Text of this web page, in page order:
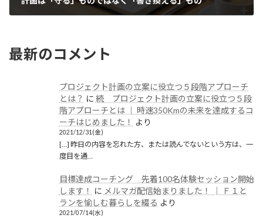
最新のコメント
プロジェクト計画の立案に役立つ５段階アプローチ
とは？ に 続 プロジェクト計画の立案に役立つ５段
階アプローチとは │ 時速350Kmの未来を達成するコ
ーチはじめました！
より
2021/12/31(金)
[…] 昨日の内容を忘れた方、または読んでないという方は、一
度目を通…
目標達成コーチング 先着100名体験セッション開始
します！
に メルマガ配信始まりました！ │ Ｆ１と
ランを愉しむ暮らしを綴る より
2021/07/14(水)